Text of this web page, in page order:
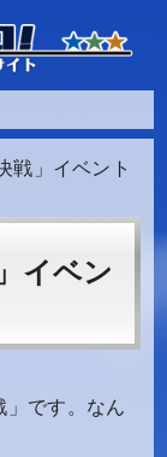
戦」イベント
イベン
」です。なん